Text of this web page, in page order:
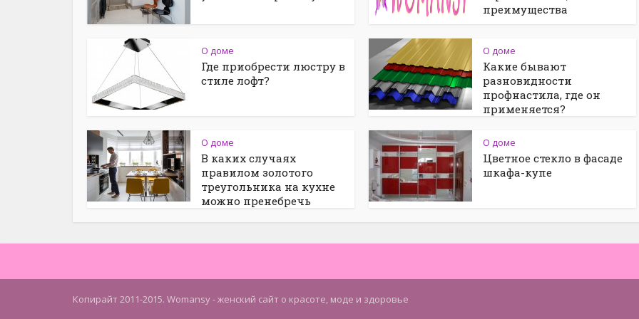
преимущества
О доме
Где приобрести люстру в
стиле лофт?
О доме
Какие бывают
разновидности
профнастила, где он
применяется?
О доме
В каких случаях
правилом золотого
треугольника на кухне
можно пренебречь
О доме
Цветное стекло в фасаде
шкафа-купе
Копирайт 2011-2015. Womansy - женский сайт о красоте, моде и здоровье